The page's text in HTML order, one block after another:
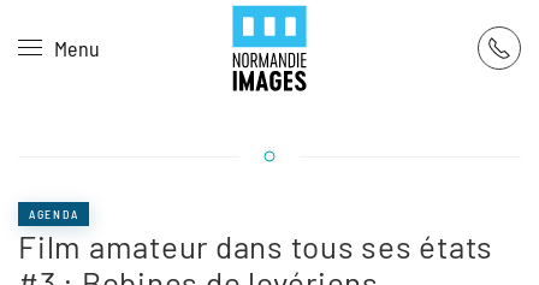
Skip to main content
Menu
AGENDA
Film amateur dans tous ses états
Panneau de gestion des cookies